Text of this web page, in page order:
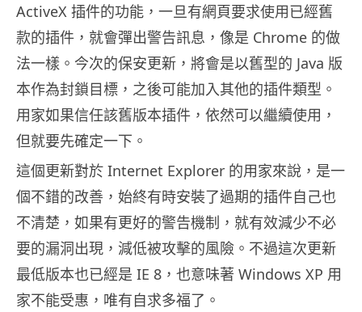
ActiveX 插件的功能，一旦有網頁要求使用已經舊
款的插件，就會彈出警告訊息，像是 Chrome 的做
法一樣。今次的保安更新，將會是以舊型的 Java 版
本作為封鎖目標，之後可能加入其他的插件類型。
用家如果信任該舊版本插件，依然可以繼續使用，
但就要先確定一下。
這個更新對於 Internet Explorer 的用家來說，是一
個不錯的改善，始終有時安裝了過期的插件自己也
不清楚，如果有更好的警告機制，就有效減少不必
要的漏洞出現，減低被攻擊的風險。不過這次更新
最低版本也已經是 IE 8，也意味著 Windows XP 用
家不能受惠，唯有自求多福了。